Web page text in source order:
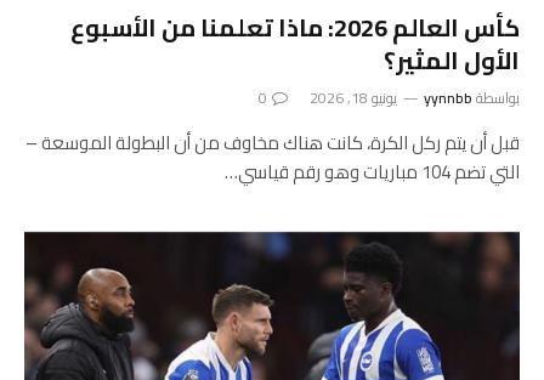
كأس العالم 2026: ماذا تعلمنا من الأسبوع
الأول المثير؟
بواسطةyynnbb يونيو 18, 2026 0
قبل أن يتم ركل الكرة، كانت هناك مخاوف من أن البطولة الموسعة –
التي تضم 104 مباريات وهو رقم قياسي…